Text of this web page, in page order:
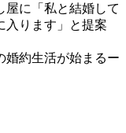
に「私と結婚して
入ります」と提案
婚約生活が始まるー